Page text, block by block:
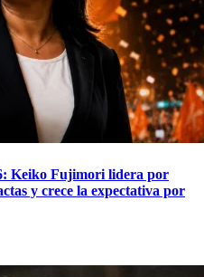
Keiko Fujimori lidera por
y crece la expectativa por